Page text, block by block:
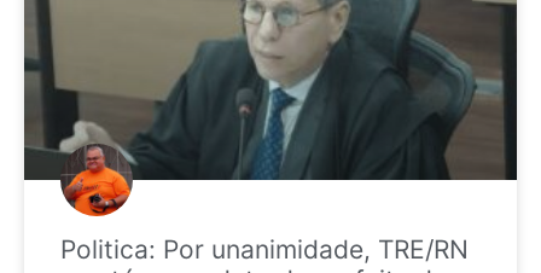
Politica: Por unanimidade, TRE/RN